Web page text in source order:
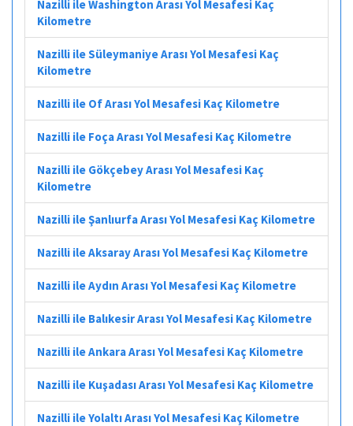
Nazilli ile Washington Arası Yol Mesafesi Kaç
Kilometre
Nazilli ile Süleymaniye Arası Yol Mesafesi Kaç
Kilometre
Nazilli ile Of Arası Yol Mesafesi Kaç Kilometre
Nazilli ile Foça Arası Yol Mesafesi Kaç Kilometre
Nazilli ile Gökçebey Arası Yol Mesafesi Kaç
Kilometre
Nazilli ile Şanlıurfa Arası Yol Mesafesi Kaç Kilometre
Nazilli ile Aksaray Arası Yol Mesafesi Kaç Kilometre
Nazilli ile Aydın Arası Yol Mesafesi Kaç Kilometre
Nazilli ile Balıkesir Arası Yol Mesafesi Kaç Kilometre
Nazilli ile Ankara Arası Yol Mesafesi Kaç Kilometre
Nazilli ile Kuşadası Arası Yol Mesafesi Kaç Kilometre
Nazilli ile Yolaltı Arası Yol Mesafesi Kaç Kilometre